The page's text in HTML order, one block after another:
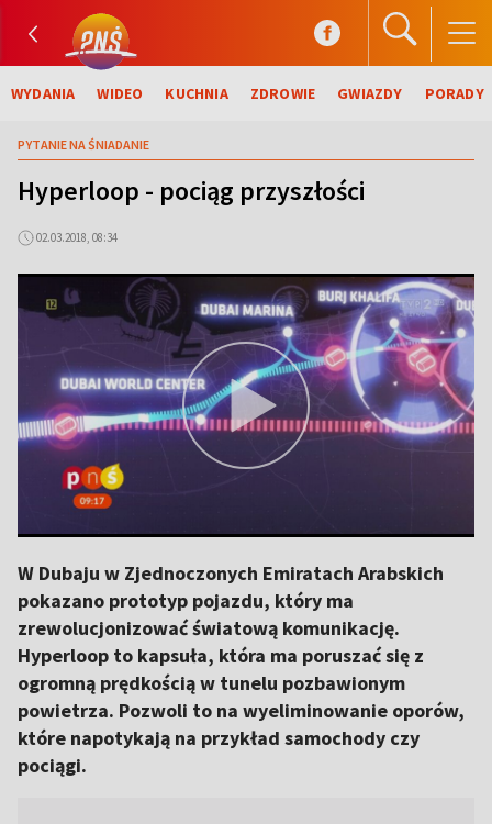
WYDANIA WIDEO KUCHNIA ZDROWIE GWIAZDY PORADY
PYTANIE NA ŚNIADANIE
Hyperloop - pociąg przyszłości
02.03.2018, 08:34
W Dubaju w Zjednoczonych Emiratach Arabskich
pokazano prototyp pojazdu, który ma
zrewolucjonizować światową komunikację.
Hyperloop to kapsuła, która ma poruszać się z
ogromną prędkością w tunelu pozbawionym
powietrza. Pozwoli to na wyeliminowanie oporów,
które napotykają na przykład samochody czy
pociągi.